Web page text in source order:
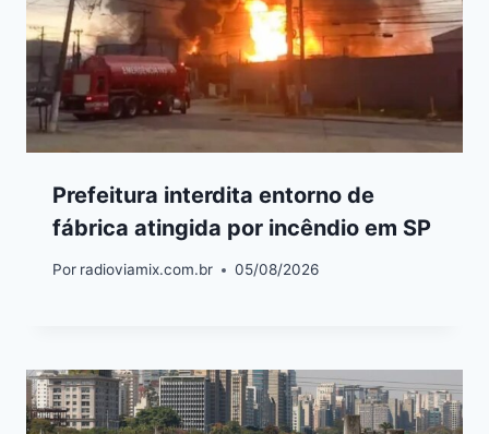
Prefeitura interdita entorno de
fábrica atingida por incêndio em SP
Por radioviamix.com.br 05/08/2026